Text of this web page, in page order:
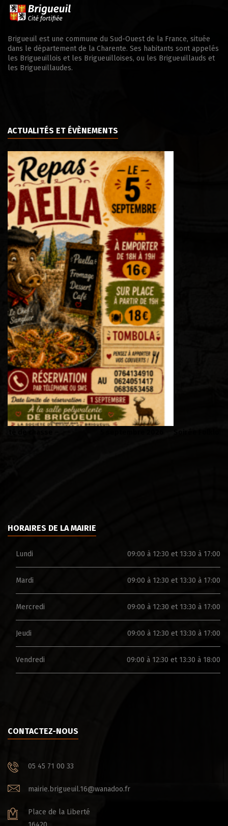
Brigueuil est une commune du Sud-Ouest de la France, située
dans le département de la Charente. Ses habitants sont appelés
les Brigueuillois et les Brigueuilloises, ou les Brigueuillauds et
les Brigueuillaudes.
ACTUALITÉS ET ÉVÈNEMENTS
HORAIRES DE LA MAIRIE
Lundi 09:00 à 12:30 et 13:30 à 17:00
Mardi 09:00 à 12:30 et 13:30 à 17:00
Mercredi 09:00 à 12:30 et 13:30 à 17:00
Jeudi 09:00 à 12:30 et 13:30 à 17:00
Vendredi 09:00 à 12:30 et 13:30 à 18:00
CONTACTEZ-NOUS
05 45 71 00 33
mairie.brigueuil.16@wanadoo.fr
Place de la Liberté